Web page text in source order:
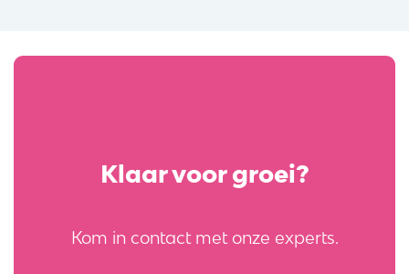
Klaar voor groei?
Kom in contact met onze experts.